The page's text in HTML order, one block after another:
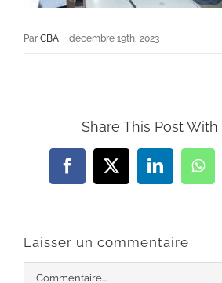
Par CBA | décembre 19th, 2023
Share This Post With
Facebook
X LinkedIn
Laisser un commentaire
Commentaire